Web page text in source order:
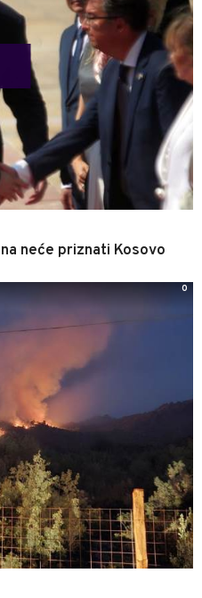
neće priznati Kosovo
0